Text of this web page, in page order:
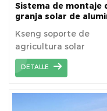
Sistema de montaje
granja solar de
Kseng soporte de
agricultura solar
diseñado
independientemente,
DETALLE